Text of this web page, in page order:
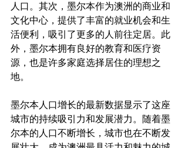
人口。其次，墨尔本作为澳洲的商业和
文化中心，提供了丰富的就业机会和生
活便利，吸引了更多的人前往定居。此
外，墨尔本拥有良好的教育和医疗资
源，也是许多家庭选择居住的理想之
地。
墨尔本人口增长的最新数据显示了这座
城市的持续吸引力和发展潜力。随着墨
尔本的人口不断增长，城市也在不断发